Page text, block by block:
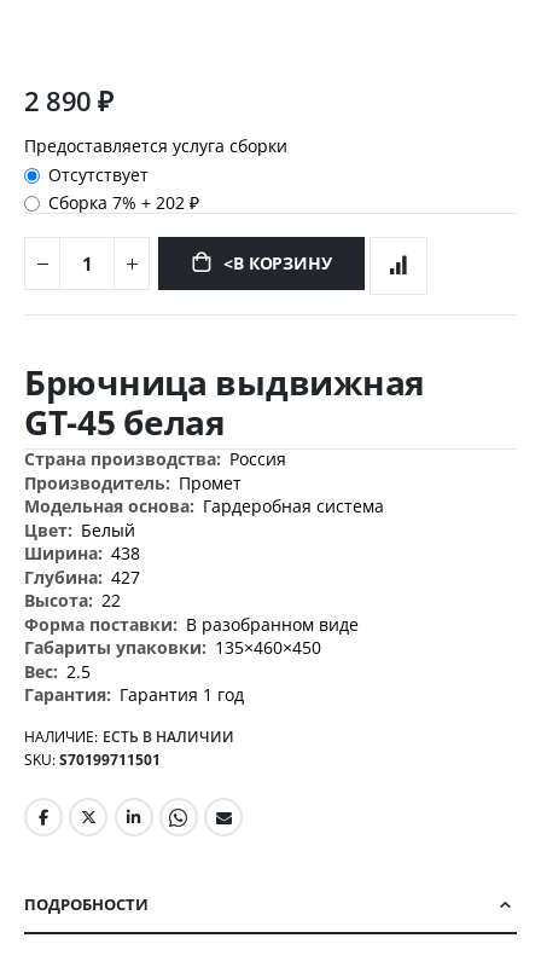
2 890 ₽
Предоставляется услуга сборки
Отсутствует
Сборка 7%+202 ₽
<В КОРЗИНУ
к
началу
галереи
изображений
Брючница выдвижная
GT-45 белая
Дополнительная
информация
Россия
Промет
Гардеробная система
Белый
438
427
22
В разобранном виде
135×460×450
2.5
Гарантия 1 год
НАЛИЧИЕ: ЕСТЬ В НАЛИЧИИ
SKU S70199711501
ПОДРОБНОСТИ